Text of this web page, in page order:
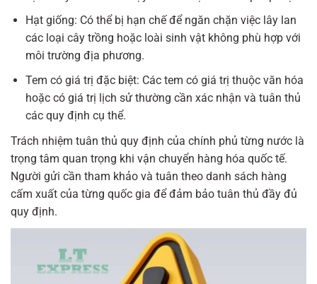
Hạt giống: Có thể bị hạn chế để ngăn chặn việc lây lan
các loại cây trồng hoặc loài sinh vật không phù hợp với
môi trường địa phương.
Tem có giá trị đặc biệt: Các tem có giá trị thuộc văn hóa
hoặc có giá trị lịch sử thường cần xác nhận và tuân thủ
các quy định cụ thể.
Trách nhiệm tuân thủ quy định của chính phủ từng nước là
trọng tâm quan trọng khi vận chuyển hàng hóa quốc tế.
Người gửi cần tham khảo và tuân theo danh sách hàng
cấm xuất của từng quốc gia để đảm bảo tuân thủ đầy đủ
quy định.